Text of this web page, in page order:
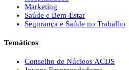
Marketing
Saúde e Bem-Estar
Segurança e Saúde no Trabalho
Temáticos
Conselho de Núcleos ACIJS